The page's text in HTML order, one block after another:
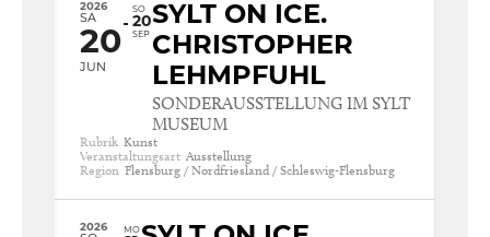
2026
SA
20
JUN
SO
20
SEP
SYLT ON ICE.
CHRISTOPHER
LEHMPFUHL
SONDERAUSSTELLUNG IM SYLT
MUSEUM
Rubrik Kunst
Veranstaltungsart Ausstellung
Region Flensburg / Nordfriesland / Schleswig-Flensburg
2026
MO